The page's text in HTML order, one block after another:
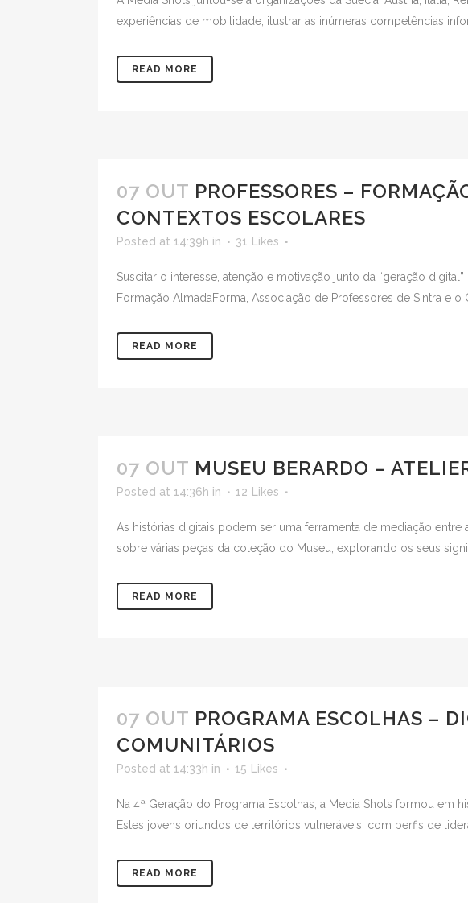
experiências de mobilidade, ilustrar as inúmeras competências
READ MORE
07 OUT PROFESSORES –
CONTEXTOS ESCOLARES
Posted at 14:39h in 31 Likes
Suscitar o interesse, atenção e motivação junto da “geração
Formação AlmadaForma, Associação de Professores de Sintra e o
READ MORE
07 OUT MUSEU BERARDO –
Posted at 14:36h in 12 Likes
As histórias digitais podem ser uma ferramenta de mediação
sobre várias peças da coleção do Museu, explorando os seus
READ MORE
07 OUT PROGRAMA ESCOLHAS –
COMUNITÁRIOS
Posted at 14:33h in 15 Likes
Na 4ª Geração do Programa Escolhas, a Media Shots formou
Estes jovens oriundos de territórios vulneráveis, com perfis de
READ MORE